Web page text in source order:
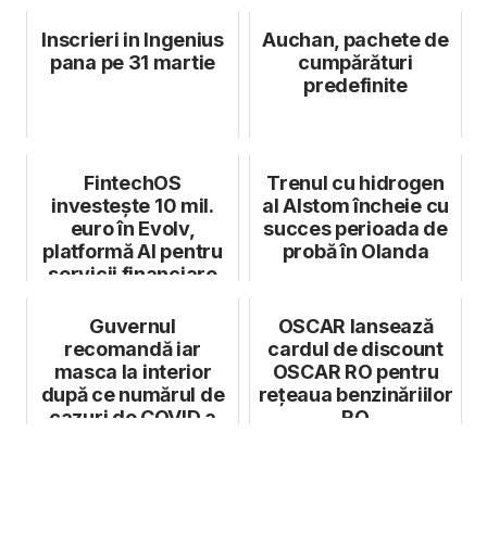
Inscrieri in Ingenius
pana pe 31 martie
Auchan, pachete de
cumpărături
predefinite
FintechOS
investește 10 mil.
euro în Evolv,
platformă AI pentru
servicii financiare
Trenul cu hidrogen
al Alstom încheie cu
succes perioada de
probă în Olanda
Guvernul
recomandă iar
masca la interior
după ce numărul de
cazuri de COVID a
OSCAR lansează
cardul de discount
OSCAR RO pentru
rețeaua benzinăriilor
RO